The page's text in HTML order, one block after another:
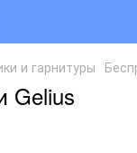
и гарнитуры
Gelius